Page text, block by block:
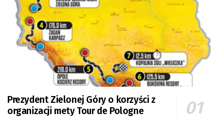
Prezydent Zielonej Góry o korzyści z
organizacji mety Tour de Pologne